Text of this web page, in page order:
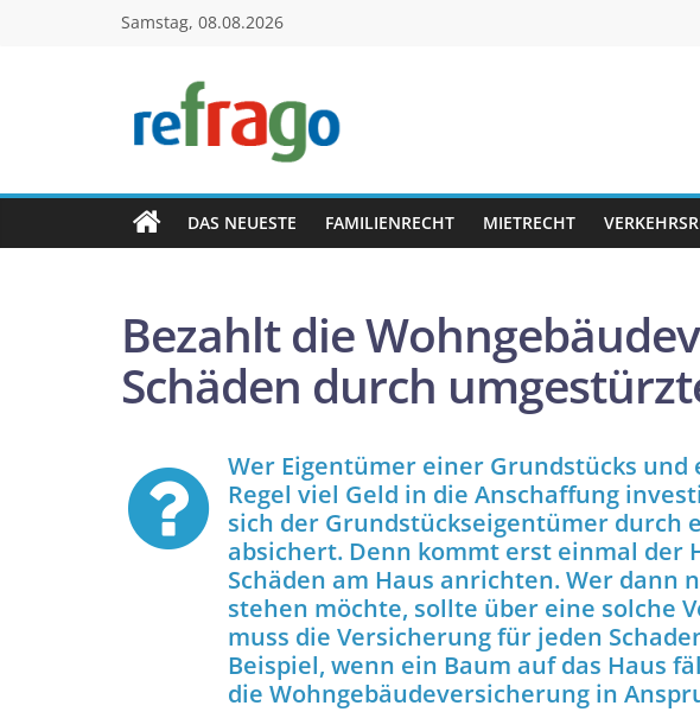
Samstag, 08.08.2026
refrago
Rechtsfragen
online
verständlich
kostenlos
DAS NEUESTE FAMILIENRECHT MIETRECHT
Bezahlt die
Schäden durch
Wer Eigentümer einer Grundstücks und
Regel viel Geld in die Anschaffung
sich der Grundstückseigentümer durch
absichert. Denn kommt erst einmal der
Schäden am Haus anrichten. Wer dann
stehen möchte, sollte über eine solche
muss die Versicherung für jeden
Beispiel, wenn ein Baum auf das Haus
die Wohngebäudeversicherung in